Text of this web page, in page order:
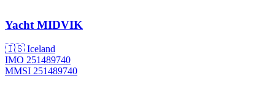
Yacht MIDVIK
🇮🇸 Iceland
IMO 251489740
MMSI 251489740